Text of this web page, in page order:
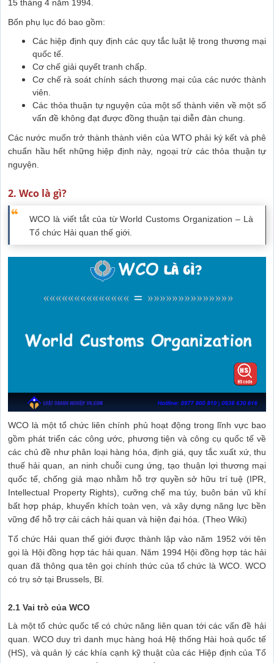
15 tháng 4 năm 1994.
Bốn phụ lục đó bao gồm:
Các hiệp định quy định các quy tắc luật lệ trong thương mại
quốc tế.
Cơ chế giải quyết tranh chấp.
Cơ chế rà soát chính sách thương mại của các nước thành
viên.
Các thỏa thuận tự nguyện của một số thành viên về một số
vấn đề không đạt được đồng thuận tại diễn đàn chung.
Các nước muốn trở thành thành viên của WTO phải ký kết và phê
chuẩn hầu hết những hiệp định này, ngoại trừ các thỏa thuận tự
nguyện.
2. Wco là gì?
WCO là viết tắt của từ World Customs Organization – Là
Tổ chức Hải quan thế giới.
WCO là một tổ chức liên chính phủ hoạt động trong lĩnh vực bao
gồm phát triển các công ước, phương tiện và công cụ quốc tế về
các chủ đề như phân loại hàng hóa, định giá, quy tắc xuất xứ, thu
thuế hải quan, an ninh chuỗi cung ứng, tạo thuận lợi thương mại
quốc tế, chống giả mạo nhằm hỗ trợ quyền sở hữu trí tuệ (IPR,
Intellectual Property Rights), cưỡng chế ma túy, buôn bán vũ khí
bất hợp pháp, khuyến khích toàn vẹn, và xây dựng năng lực bền
vững để hỗ trợ cải cách hải quan và hiện đại hóa. (Theo Wiki)
Tổ chức Hải quan thế giới được thành lập vào năm 1952 với tên
gọi là Hội đồng hợp tác hải quan. Năm 1994 Hội đồng hợp tác hải
quan đã thông qua tên gọi chính thức của tổ chức là WCO. WCO
có trụ sở tại Brussels, Bỉ.
2.1 Vai trò của WCO
Là một tổ chức quốc tế có chức năng liên quan tới các vấn đề hải
quan. WCO duy trì danh mục hàng hoá Hệ thống Hài hoà quốc tế
(HS), và quản lý các khía cạnh kỹ thuật của các Hiệp định của Tổ